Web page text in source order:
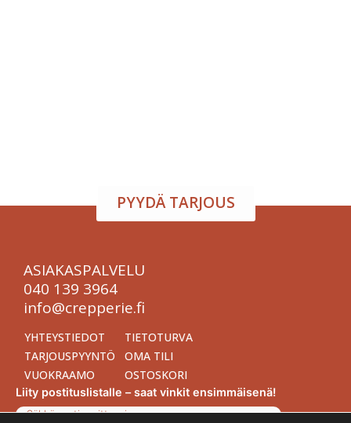
PYYDÄ TARJOUS
ASIAKASPALVELU
040 139 3964
info@crepperie.fi
YHTEYSTIEDOT
TARJOUSPYYNTÖ
VUOKRAAMO
TIETOTURVA
OMA TILI
OSTOSKORI
Liity postituslistalle – saat vinkit ensimmäisenä!
Sähköpostiosoitteesi